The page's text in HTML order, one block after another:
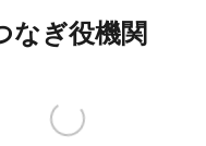
なぎ役機関